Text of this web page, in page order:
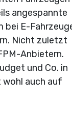
angespannte
bei E-
Nicht zuletzt
Anbietern.
und Co. in
wohl auch auf